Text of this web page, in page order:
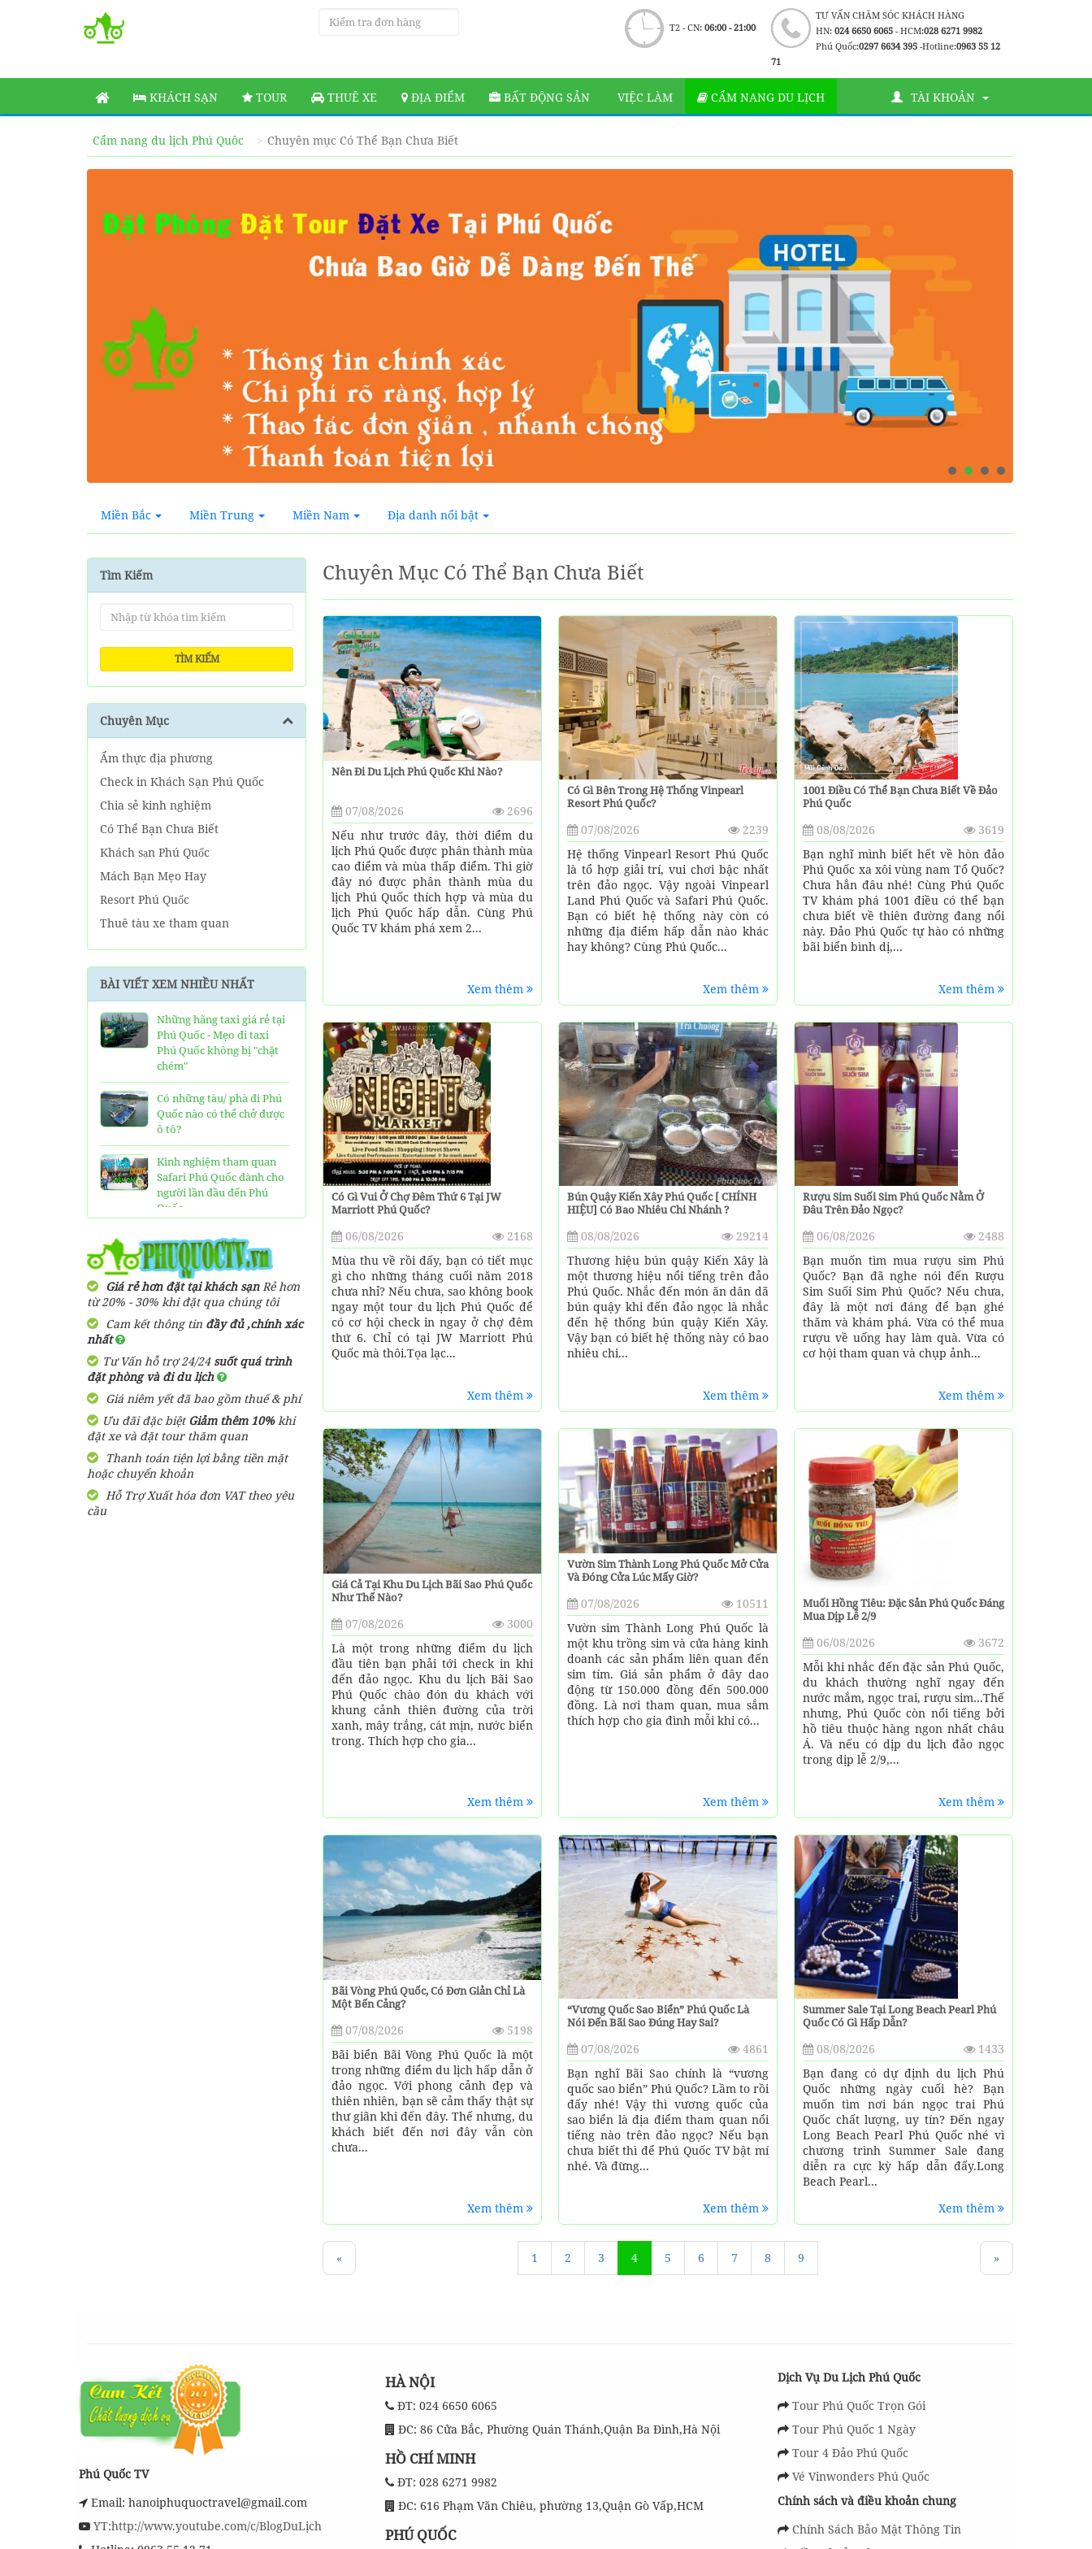
TƯ VẤN CHĂM SÓC KHÁCH HÀNG
HN: 024 6650 6065- HCM:028 6271 9982
Phú Quốc:0297 6634 395 -Hotline:0963 55 12
71
T2 - CN: 06:00 - 21:00
KHÁCH SẠN TOUR THUÊ XE ĐỊA ĐIỂM BẤT ĐỘNG SẢN VIỆC LÀM CẨM NANG DU LỊCH TÀI KHOẢN
Cẩm nang du lịch Phú Quôc Chuyên mục Có Thể Bạn Chưa Biết
Miền Bắc Miền Trung Miền Nam Địa danh nổi bật
Tìm Kiếm
TÌM KIẾM
Chuyên Mục
Ẩm thực địa phương
Check in Khách Sạn Phú Quốc
Chia sẻ kinh nghiệm
Có Thể Bạn Chưa Biết
Khách sạn Phú Quốc
Mách Bạn Mẹo Hay
Resort Phú Quốc
Thuê tàu xe tham quan
Tin tức Phú Quốc
Về tour Phú Quốc hàng ngày
Về Tour Phú Quốc Trọn Gói
BÀI VIẾT XEM NHIỀU NHẤT
Những hãng taxi giá rẻ tại
Phú Quốc - Mẹo đi taxi
Phú Quốc không bị "chặt
chém"
Có những tàu/ phà đi Phú
Quốc nào có thể chở được
ô tô?
Kinh nghiệm tham quan
Safari Phú Quốc dành cho
người lần đầu đến Phú
Quốc
Tất tần tật thông tin và
đánh giá về resort JW
Marriott Phú Quốc
Những điều cần biết về xe
bus đi Vinpearl Phú Quốc
chơi Vinwonders và Safari
Kinh Nghiệm "Xương
Máu" Khi Đi Tour 3 Đảo
Phú Quốc
Phà cao tốc Thạnh Thới đi
Phú Quốc mất thời gian
bao lâu?
Tổng hợp các nhà xe đi
Giá rẻ hơn đặt tại khách sạnRẻ hơn
từ 20% - 30% khi đặt qua chúng tôi
Cam kết thông tin đầy đủ ,chính xác
nhất
Tư Vấn hỗ trợ 24/24 suốt quá trình
đặt phòng và đi du lịch
Giá niêm yết đã bao gồm thuế & phí
Ưu đãi đặc biệtGiảm thêm 10%khi
đặt xe và đặt tour thăm quan
Thanh toán tiện lợi bằng tiền mặt
hoặc chuyển khoản
Hỗ Trợ Xuất hóa đơn VAT theo yêu
cầu
Chuyên Mục Có Thể Bạn Chưa Biết
Nên Đi Du Lịch Phú Quốc Khi Nào?
07/08/2026
2696
Nếu như trước đây, thời điểm du
lịch Phú Quốc được phân thành mùa
cao điểm và mùa thấp điểm. Thì giờ
đây nó được phân thành mùa du
lịch Phú Quốc thích hợp và mùa du
lịch Phú Quốc hấp dẫn. Cùng Phú
Quốc TV khám phá xem 2...
Xem thêm
Có Gì Bên Trong Hệ Thống Vinpearl
Resort Phú Quốc?
07/08/2026
2239
Hệ thống Vinpearl Resort Phú Quốc
là tổ hợp giải trí, vui chơi bậc nhất
trên đảo ngọc. Vậy ngoài Vinpearl
Land Phú Quốc và Safari Phú Quốc.
Bạn có biết hệ thống này còn có
những địa điểm hấp dẫn nào khác
hay không? Cùng Phú Quốc...
Xem thêm
1001 Điều Có Thể Bạn Chưa Biết Về Đảo
Phú Quốc
08/08/2026
3619
Bạn nghĩ mình biết hết về hòn đảo
Phú Quốc xa xôi vùng nam Tổ Quốc?
Chưa hẳn đâu nhé! Cùng Phú Quốc
TV khám phá 1001 điều có thể bạn
chưa biết về thiên đường đang nổi
này. Đảo Phú Quốc tự hào có những
bãi biển bình dị,...
Xem thêm
Có Gì Vui Ở Chợ Đêm Thứ 6 Tại JW
Marriott Phú Quốc?
06/08/2026
2168
Mùa thu về rồi đấy, bạn có tiết mục
gì cho những tháng cuối năm 2018
chưa nhỉ? Nếu chưa, sao không book
ngay một tour du lịch Phú Quốc để
có cơ hội check in ngay ở chợ đêm
thứ 6. Chỉ có tại JW Marriott Phú
Quốc mà thôi.Tọa lạc...
Xem thêm
Bún Quậy Kiến Xây Phú Quốc [ CHÍNH
HIỆU] Có Bao Nhiêu Chi Nhánh ?
08/08/2026
29214
Thương hiệu bún quậy Kiến Xây là
một thương hiệu nổi tiếng trên đảo
Phú Quốc. Nhắc đến món ăn dân dã
bún quậy khi đến đảo ngọc là nhắc
đến hệ thống bún quậy Kiến Xây.
Vậy bạn có biết hệ thống này có bao
nhiêu chi...
Xem thêm
Rượu Sim Suối Sim Phú Quốc Nằm Ở
Đâu Trên Đảo Ngọc?
06/08/2026
2488
Bạn muốn tìm mua rượu sim Phú
Quốc? Bạn đã nghe nói đến Rượu
Sim Suối Sim Phú Quốc? Nếu chưa,
đây là một nơi đáng để bạn ghé
thăm và khám phá. Vừa có thể mua
rượu về uống hay làm quà. Vừa có
cơ hội tham quan và chụp ảnh...
Xem thêm
Giá Cả Tại Khu Du Lịch Bãi Sao Phú Quốc
Như Thế Nào?
07/08/2026
3000
Là một trong những điểm du lịch
đầu tiên bạn phải tới check in khi
đến đảo ngọc. Khu du lịch Bãi Sao
Phú Quốc chào đón du khách với
khung cảnh thiên đường của trời
xanh, mây trắng, cát mịn, nước biển
trong. Thích hợp cho gia...
Xem thêm
Vườn Sim Thành Long Phú Quốc Mở Cửa
Và Đóng Cửa Lúc Mấy Giờ?
07/08/2026
10511
Vườn sim Thành Long Phú Quốc là
một khu trồng sim và cửa hàng kinh
doanh các sản phẩm liên quan đến
sim tím. Giá sản phẩm ở đây dao
động từ 150.000 đồng đến 500.000
đồng. Là nơi tham quan, mua sắm
thích hợp cho gia đình mỗi khi có...
Xem thêm
Muối Hồng Tiêu: Đặc Sản Phú Quốc Đáng
Mua Dịp Lễ 2/9
06/08/2026
3672
Mỗi khi nhắc đến đặc sản Phú Quốc,
du khách thường nghĩ ngay đến
nước mắm, ngọc trai, rượu sim…Thế
nhưng, Phú Quốc còn nổi tiếng bởi
hồ tiêu thuộc hàng ngon nhất châu
Á. Và nếu có dịp du lịch đảo ngọc
trong dịp lễ 2/9,...
Xem thêm
Bãi Vòng Phú Quốc, Có Đơn Giản Chỉ Là
Một Bến Cảng?
07/08/2026
5198
Bãi biển Bãi Vòng Phú Quốc là một
trong những điểm du lịch hấp dẫn ở
đảo ngọc. Với phong cảnh đẹp và
thiên nhiên, bạn sẽ cảm thấy thật sự
thư giãn khi đến đây. Thế nhưng, du
khách biết đến nơi đây vẫn còn
chưa...
Xem thêm
“Vương Quốc Sao Biển” Phú Quốc Là
Nói Đến Bãi Sao Đúng Hay Sai?
07/08/2026
4861
Bạn nghĩ Bãi Sao chính là “vương
quốc sao biển” Phú Quốc? Lầm to rồi
đấy nhé! Vậy thì vương quốc của
sao biển là địa điểm tham quan nổi
tiếng nào trên đảo ngọc? Nếu bạn
chưa biết thì để Phú Quốc TV bật mí
nhé. Và đừng...
Xem thêm
Summer Sale Tại Long Beach Pearl Phú
Quốc Có Gì Hấp Dẫn?
08/08/2026
1433
Bạn đang có dự định du lịch Phú
Quốc những ngày cuối hè? Bạn
muốn tìm nơi bán ngọc trai Phú
Quốc chất lượng, uy tín? Đến ngay
Long Beach Pearl Phú Quốc nhé vì
chương trình Summer Sale đang
diễn ra cực kỳ hấp dẫn đấy.Long
Beach Pearl...
Xem thêm
« 1 2 3 4 5 6 7 8 9 »
Phú Quốc TV
Email: hanoiphuquoctravel@gmail.com
YT:http://www.youtube.com/c/BlogDuLịch
HÀ NỘI
ĐT: 024 6650 6065
ĐC: 86 Cửa Bắc, Phường Quán Thánh,Quận Ba Đình,Hà Nội
HỒ CHÍ MINH
ĐT: 028 6271 9982
ĐC: 616 Phạm Văn Chiêu, phường 13,Quận Gò Vấp,HCM
PHÚ QUỐC
Dịch Vụ Du Lịch Phú Quốc
Tour Phú Quốc Trọn Gói
Tour Phú Quốc 1 Ngày
Tour 4 Đảo Phú Quốc
Vé Vinwonders Phú Quốc
Chính sách và điều khoản chung
Chính Sách Bảo Mật Thông Tin